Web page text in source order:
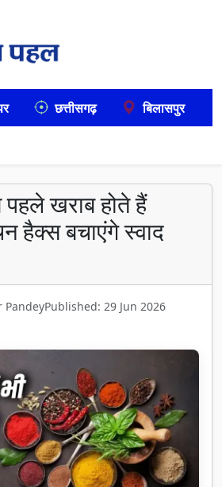
छत्तीसगढ़ बिलासपुर
खराब होते हैं
हैक्स बचाएंगे स्वाद
PandeyPublished: 29 Jun 2026